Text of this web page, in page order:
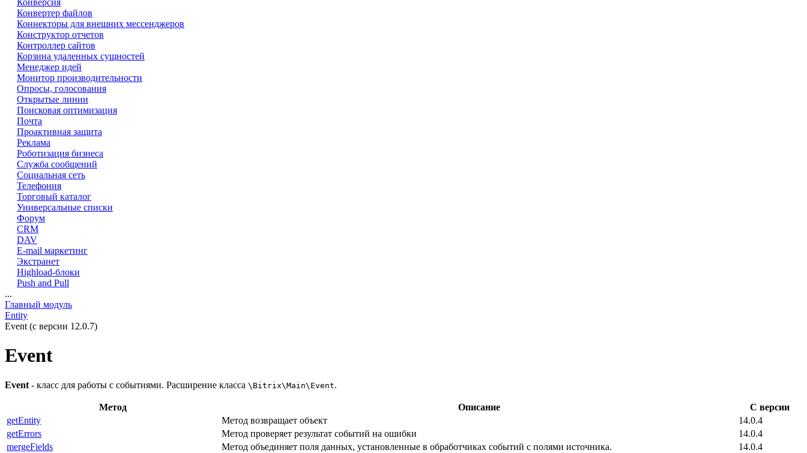
Конверсия
Конвертер файлов
Коннекторы для внешних мессенджеров
Конструктор отчетов
Контроллер сайтов
Корзина удаленных сущностей
Менеджер идей
Монитор производительности
Опросы, голосования
Открытые линии
Поисковая оптимизация
Почта
Проактивная защита
Реклама
Роботизация бизнеса
Служба сообщений
Социальная сеть
Телефония
Торговый каталог
Универсальные списки
Форум
CRM
DAV
E-mail маркетинг
Экстранет
Highload-блоки
Push and Pull
...
Главный модуль
Entity
Event (с версии 12.0.7)
Event
Event - класс для работы с событиями. Расширение класса \Bitrix\Main\Event.
Метод Описание
С версии
getEntity
Метод возвращает объект
14.0.4
getErrors
Метод проверяет результат событий на ошибки
14.0.4
mergeFields
Метод объединяет поля данных, установленные в обработчиках событий с полями источника. 14.0.4